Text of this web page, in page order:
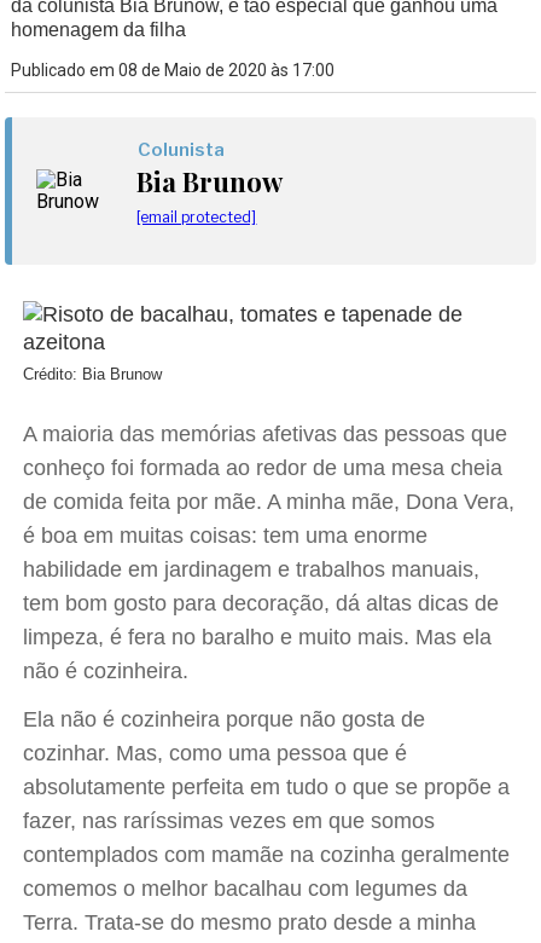
da colunista Bia Brunow, é tão especial que ganhou uma
homenagem da filha
Publicado em 08 de Maio de 2020 às 17:00
Colunista
Bia Brunow
[email protected]
Crédito: Bia Brunow
A maioria das memórias afetivas das pessoas que
conheço foi formada ao redor de uma mesa cheia
de comida feita por mãe. A minha mãe, Dona Vera,
é boa em muitas coisas: tem uma enorme
habilidade em jardinagem e trabalhos manuais,
tem bom gosto para decoração, dá altas dicas de
limpeza, é fera no baralho e muito mais. Mas ela
não é cozinheira.
Ela não é cozinheira porque não gosta de
cozinhar. Mas, como uma pessoa que é
absolutamente perfeita em tudo o que se propõe a
fazer, nas raríssimas vezes em que somos
contemplados com mamãe na cozinha geralmente
comemos o melhor bacalhau com legumes da
Terra. Trata-se do mesmo prato desde a minha